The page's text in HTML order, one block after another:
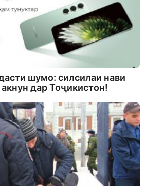
шумо: силсилаи нави
акнун дар Тоҷикистон!